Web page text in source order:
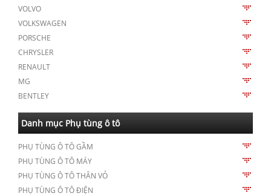
VOLVO
VOLKSWAGEN
PORSCHE
CHRYSLER
RENAULT
MG
BENTLEY
Danh mục Phụ tùng ô tô
PHỤ TÙNG Ô TÔ GẦM
PHỤ TÙNG Ô TÔ MÁY
PHỤ TÙNG Ô TÔ THÂN VỎ
PHỤ TÙNG Ô TÔ ĐIỆN